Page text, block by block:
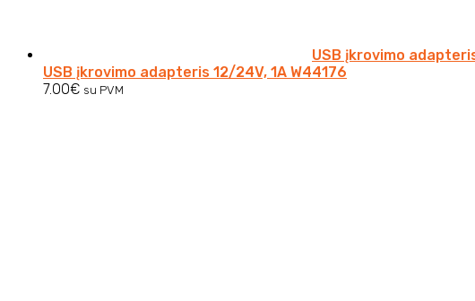
USB įkrovimo
USB įkrovimo adapteris 12/24V, 1A W44176
7.00€ su PVM